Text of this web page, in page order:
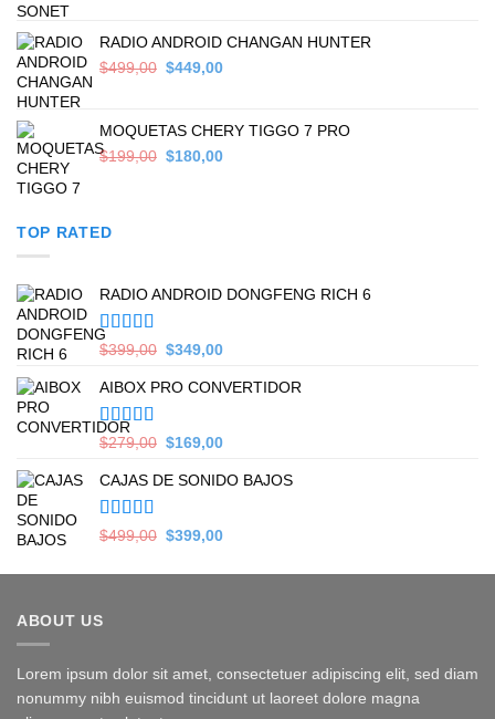
$200,00.$179,00.
RADIO ANDROID CHANGAN HUNTER
$499,00 Original
$499,00.
$449,00Current
$449,00.
MOQUETAS CHERY TIGGO 7 PRO
$199,00 Original
$180,00Current
TOP RATED
RADIO ANDROID DONGFENG RICH 6
Valorado en
$399,00 Original
was:
$349,00Current
is:
AIBOX PRO CONVERTIDOR
Valorado en
$279,00 Original
was:
$169,00Current
is:
CAJAS DE SONIDO BAJOS
Valorado en
$499,00 Original
was:
$399,00Current
is:
ABOUT US
Lorem ipsum dolor sit amet, consectetuer adipiscing elit, sed diam
nonummy nibh euismod tincidunt ut laoreet dolore magna